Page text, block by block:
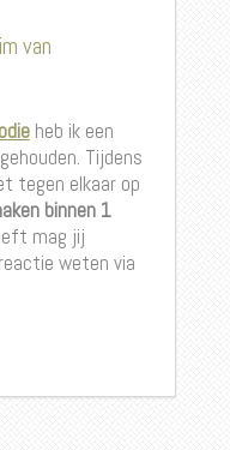
van
heb ik een
gehouden. Tijdens
tegen elkaar op
binnen 1
mag jij
weten via